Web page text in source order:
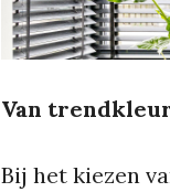
Van
Bij het kiezen